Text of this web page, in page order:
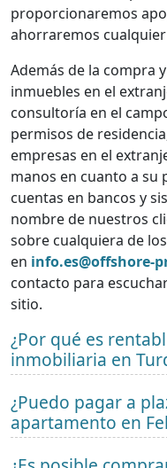
proporcionaremos
ahorraremos
Además de la compra
inmuebles en el
consultoría en el
permisos de
empresas en el
manos en cuanto a su
cuentas en bancos y
nombre de nuestros
sobre cualquiera de
en info.es@offshore-
contacto para
sitio.
¿Por qué es
inmobiliaria en
¿Puedo pagar a
apartamento en